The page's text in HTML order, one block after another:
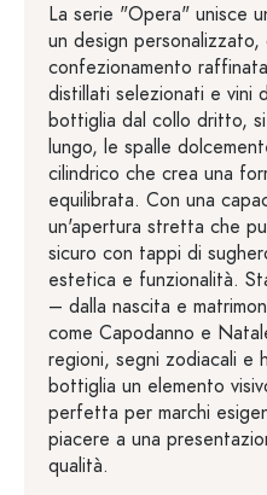
La serie "Opera" unisce
un design
confezionamento
distillati selezionati e vini
bottiglia dal collo dritto,
lungo, le spalle
cilindrico che crea una
equilibrata. Con una
un'apertura stretta che
sicuro con tappi di
estetica e funzionalità.
– dalla nascita e
come Capodanno e
regioni, segni zodiacali e
bottiglia un elemento
perfetta per marchi
piacere a una
qualità.